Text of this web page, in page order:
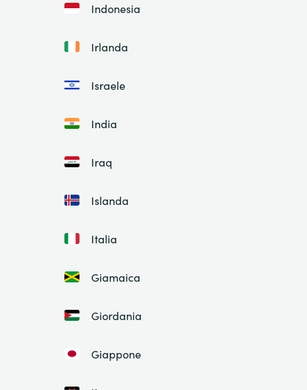
Indonesia
Irlanda
Israele
India
Iraq
Islanda
Italia
Giamaica
Giordania
Giappone